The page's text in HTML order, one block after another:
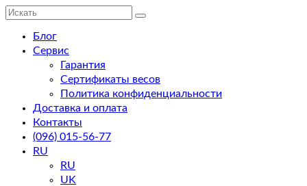
Искать:
Блог
Сервис
Гарантия
Сертификаты весов
Политика конфиденциальности
Доставка и оплата
Контакты
(096) 015-56-77
RU
RU
UK